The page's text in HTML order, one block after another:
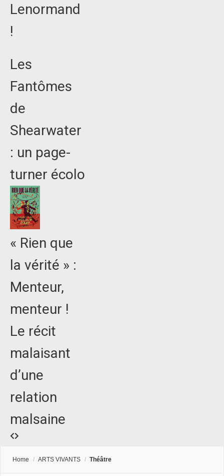
Lenormand
!
Les
Fantômes
de
Shearwater
: un page-
turner écolo
« Rien que
la vérité » :
Menteur,
menteur !
Le récit
malaisant
d’une
relation
malsaine
Home / ARTS VIVANTS / Théâtre